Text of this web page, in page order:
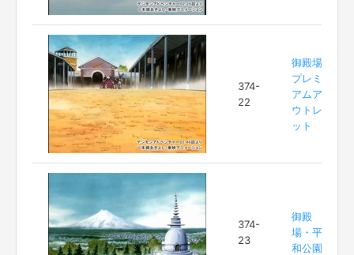
374-
22
御殿場
プレミ
アムア
ウトレ
ット
374-
23
御殿
場・平
和公園